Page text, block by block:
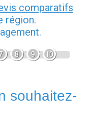
comparatifs
région.
8 9 10
souhaitez-